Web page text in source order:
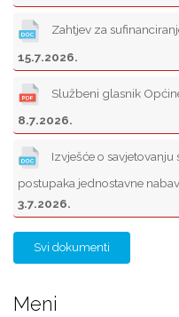
Zahtjev za
15.7.2026.
Službeni glasnik
8.7.2026.
Izvješće o
postupaka jednostavne
3.7.2026.
Svi dokumenti
Meni